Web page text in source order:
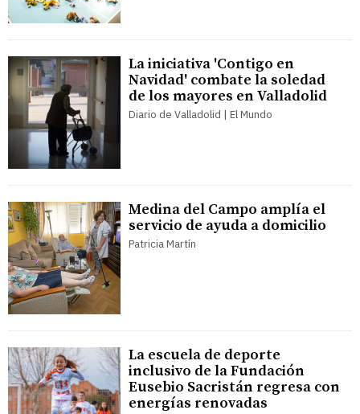
La iniciativa 'Contigo en
Navidad' combate la soledad
de los mayores en Valladolid
Diario de Valladolid | El Mundo
Medina del Campo amplía el
servicio de ayuda a domicilio
Patricia Martín
La escuela de deporte
inclusivo de la Fundación
Eusebio Sacristán regresa con
energías renovadas